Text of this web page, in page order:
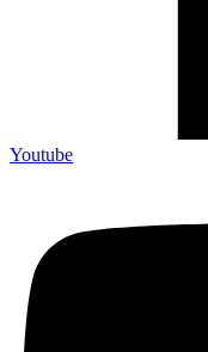
Youtube